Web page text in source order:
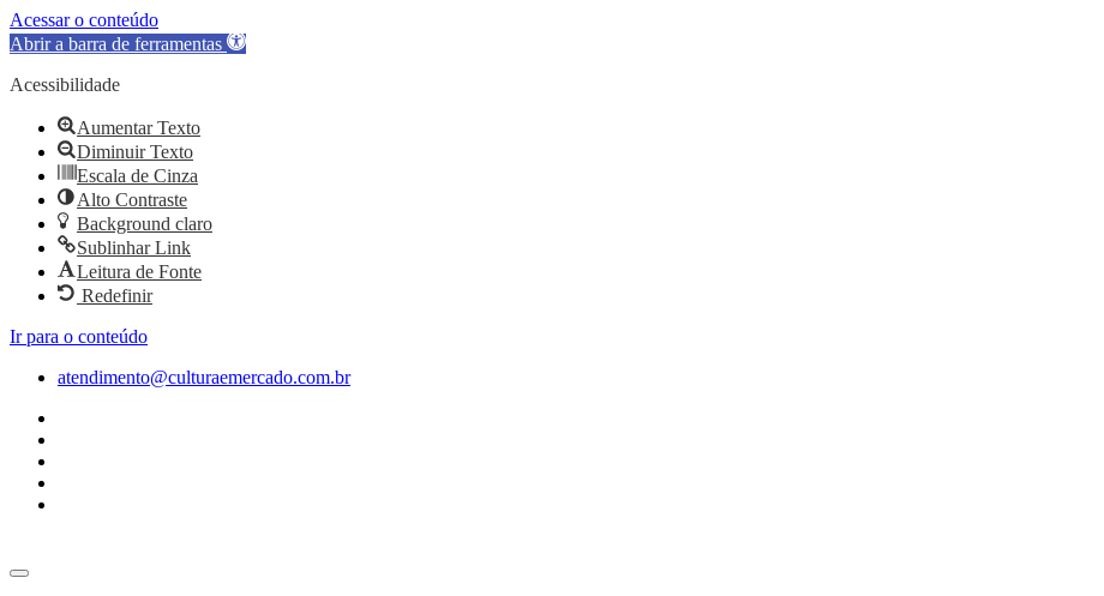
Acessar o conteúdo
Abrir a barra de ferramentas
Acessibilidade
Aumentar Texto
Diminuir Texto
Escala de Cinza
Alto Contraste
Background claro
Sublinhar Link
Leitura de Fonte
Redefinir
Ir para o conteúdo
atendimento@culturaemercado.com.br